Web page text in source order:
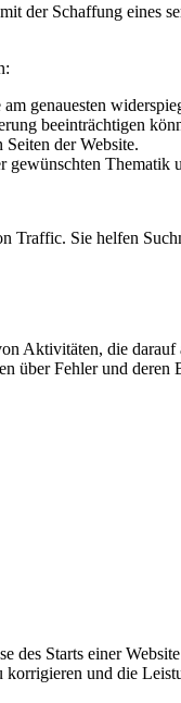
der Schaffung eines
genauesten
beeinträchtigen
der Website.
gewünschten Thematik
Sie helfen
Aktivitäten, die
über Fehler und deren
Starts einer
und die